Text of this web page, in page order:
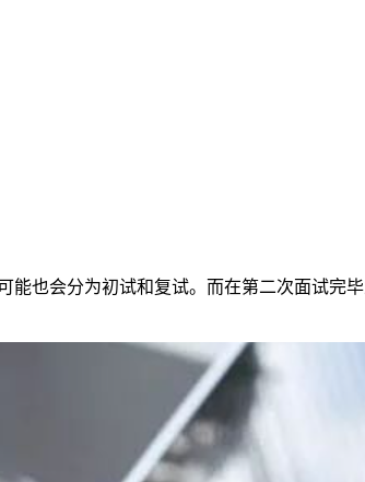
也会分为初试和复试。而在第二次面试完